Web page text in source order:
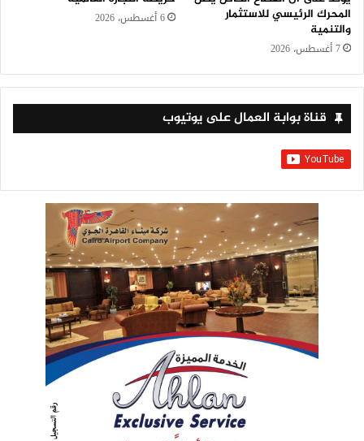
المحرك الرئيسي للاستثمار
والتنمية
7 أغسطس، 2026
6 أغسطس، 2026
قناة بوابة العمال على يوتيوب